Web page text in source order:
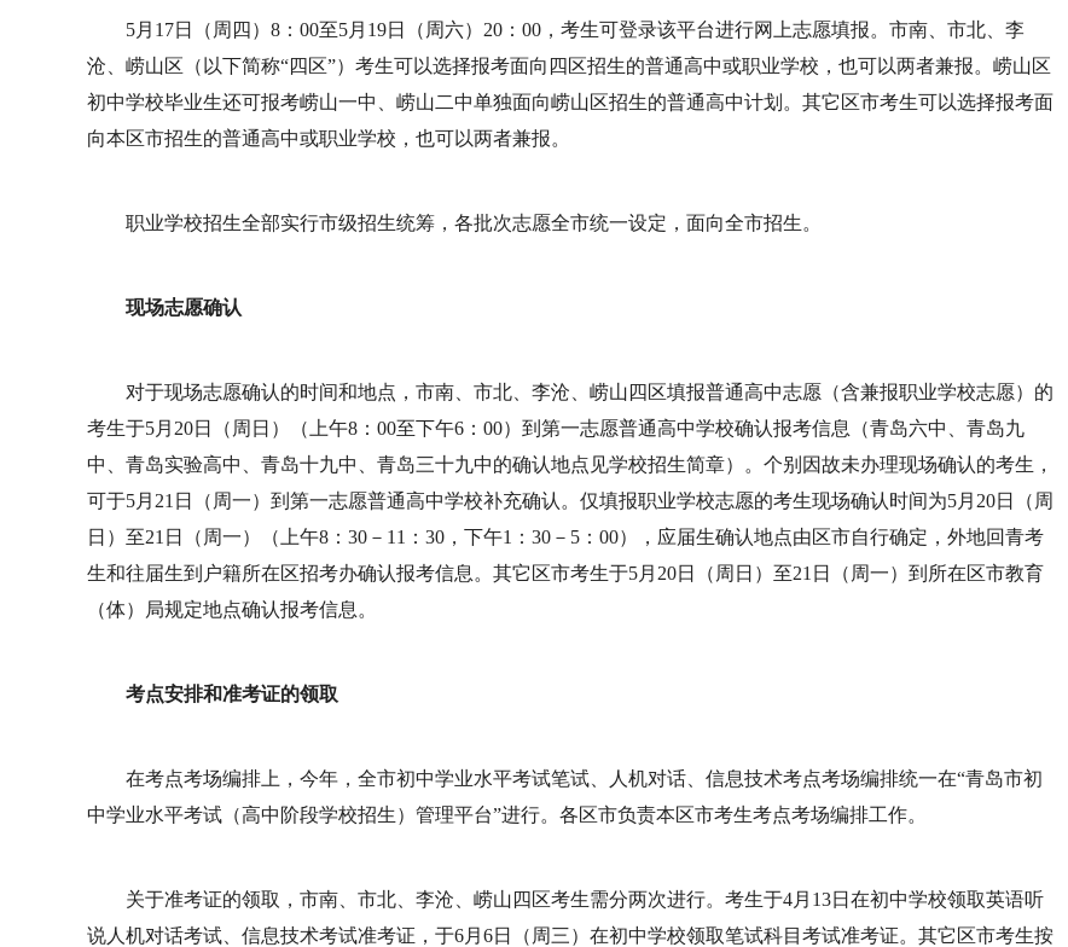
5月17日（周四）8：00至5月19日（周六）20：00，考生可登录该平台进行网上志愿填报。市南、市北、李
沧、崂山区（以下简称“四区”）考生可以选择报考面向四区招生的普通高中或职业学校，也可以两者兼报。崂山区
初中学校毕业生还可报考崂山一中、崂山二中单独面向崂山区招生的普通高中计划。其它区市考生可以选择报考面
向本区市招生的普通高中或职业学校，也可以两者兼报。
职业学校招生全部实行市级招生统筹，各批次志愿全市统一设定，面向全市招生。
现场志愿确认
对于现场志愿确认的时间和地点，市南、市北、李沧、崂山四区填报普通高中志愿（含兼报职业学校志愿）的
考生于5月20日（周日）（上午8：00至下午6：00）到第一志愿普通高中学校确认报考信息（青岛六中、青岛九
中、青岛实验高中、青岛十九中、青岛三十九中的确认地点见学校招生简章）。个别因故未办理现场确认的考生，
可于5月21日（周一）到第一志愿普通高中学校补充确认。仅填报职业学校志愿的考生现场确认时间为5月20日（周
日）至21日（周一）（上午8：30－11：30，下午1：30－5：00），应届生确认地点由区市自行确定，外地回青考
生和往届生到户籍所在区招考办确认报考信息。其它区市考生于5月20日（周日）至21日（周一）到所在区市教育
（体）局规定地点确认报考信息。
考点安排和准考证的领取
在考点考场编排上，今年，全市初中学业水平考试笔试、人机对话、信息技术考点考场编排统一在“青岛市初
中学业水平考试（高中阶段学校招生）管理平台”进行。各区市负责本区市考生考点考场编排工作。
关于准考证的领取，市南、市北、李沧、崂山四区考生需分两次进行。考生于4月13日在初中学校领取英语听
说人机对话考试、信息技术考试准考证，于6月6日（周三）在初中学校领取笔试科目考试准考证。其它区市考生按